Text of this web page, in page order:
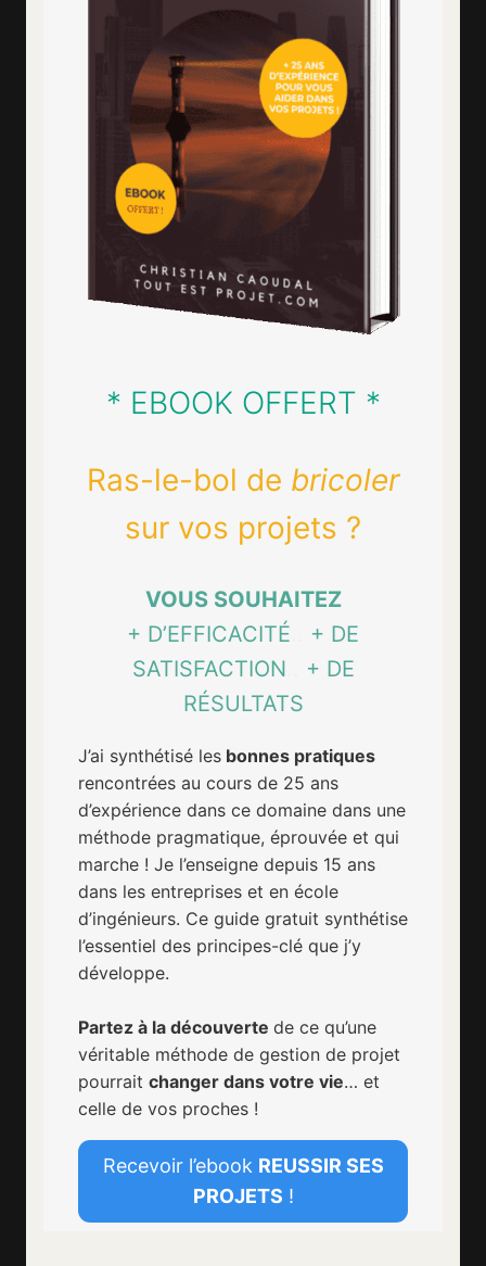
* EBOOK OFFERT *
Ras-le-bol de bricoler
sur vos projets ?
VOUS SOUHAITEZ
+ D’EFFICACITÉ
+ DE
SATISFACTION
+ DE
RÉSULTATS
J’ai synthétisé les bonnes pratiques
rencontrées au cours de 25 ans
d’expérience dans ce domaine dans une
méthode pragmatique, éprouvée et qui
marche ! Je l’enseigne depuis 15 ans
dans les entreprises et en école
d’ingénieurs. Ce guide gratuit synthétise
l’essentiel des principes-clé que j’y
développe.
Partez à la découverte de ce qu’une
véritable méthode de gestion de projet
pourrait changer dans votre vie… et
celle de vos proches !
Recevoir l’ebook REUSSIR SES
PROJETS !